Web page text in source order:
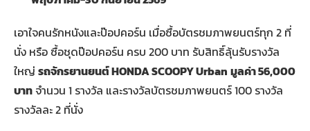
เอาใจคนรักหนังและป๊อปคอร์น เมื่อซื้อบัตรชมภาพยนตร์ทุก 2 ที่
นั่ง หรือ ซื้อชุดป๊อปคอร์น ครบ 200 บาท รับสิทธิ์ลุ้นรับรางวัล
ใหญ่ รถจักรยานยนต์HONDA SCOOPY Urban มูลค่า 56,000
บาทจำนวน 1 รางวัล และรางวัลบัตรชมภาพยนตร์ 100 รางวัล
รางวัลละ 2 ที่นั่ง